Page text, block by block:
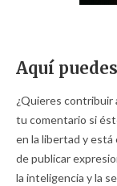
Aquí
¿Quieres contribuir
tu comentario si
en la libertad y está
de publicar
la inteligencia y la